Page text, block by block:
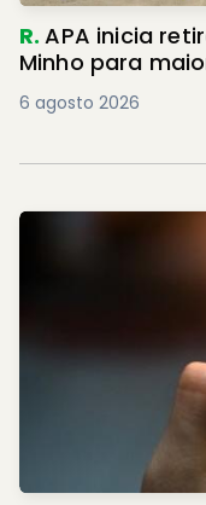
R.APA inicia
Minho para
6 agosto 2026